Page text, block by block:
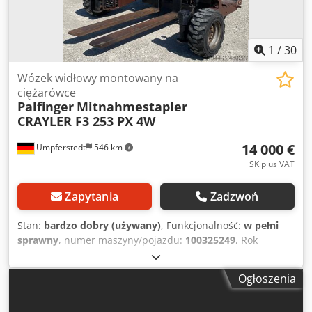
1 /30
Umpferstedt 546 km
Wózek widłowy montowany na
ciężarówce
Palfinger Mitnahmestapler
CRAYLER F3 253 PX 4W
14 000 €
SK plus VAT
Zapytania Zadzwoń
Stan: bardzo dobry (używany), Funkcjonalność: w pełni
sprawny, numer maszyny/pojazdu: 100325249, Rok
, godziny pracy:1 261 h
rodzaj paliwa:diesel, typ masztu:teleskopowy, moc:24,5
Lombardini, typ
Ogłoszenia